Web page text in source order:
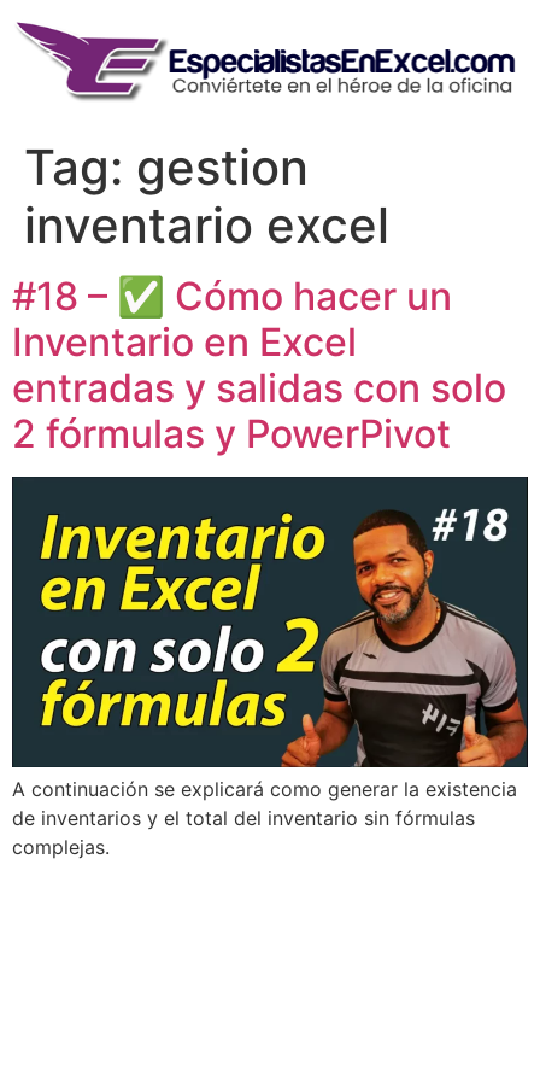
content
Tag: gestion
inventario excel
#18 – ✅ Cómo hacer un
Inventario en Excel
entradas y salidas con solo
2 fórmulas y PowerPivot
A continuación se explicará como generar la existencia
de inventarios y el total del inventario sin fórmulas
complejas.